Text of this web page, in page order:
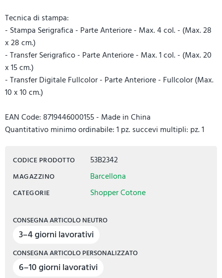
Tecnica di stampa:
- Stampa Serigrafica - Parte Anteriore - Max. 4 col. - (Max. 28
x 28 cm.)
- Transfer Serigrafico - Parte Anteriore - Max. 1 col. - (Max. 20
x 15 cm.)
- Transfer Digitale Fullcolor - Parte Anteriore - Fullcolor (Max.
10 x 10 cm.)
EAN Code: 8719446000155 - Made in China
Quantitativo minimo ordinabile: 1 pz. succevi multipli: pz. 1
CODICE PRODOTTO 53B2342
MAGAZZINO Barcellona
CATEGORIE Shopper Cotone
CONSEGNA ARTICOLO NEUTRO
3–4 giorni lavorativi
CONSEGNA ARTICOLO PERSONALIZZATO
6–10 giorni lavorativi